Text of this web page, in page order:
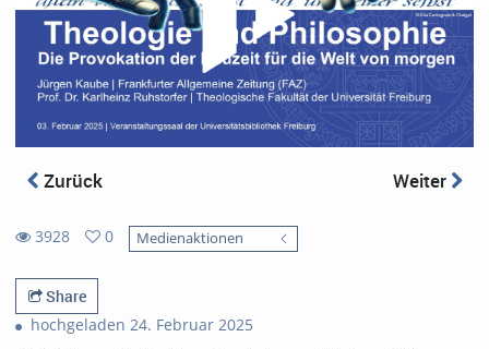
Zurück Weiter
3928
views
0
favorites
Medienaktionen
Share
hochgeladen 24. Februar 2025